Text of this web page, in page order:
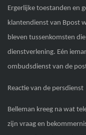
Ergerlijke toestanden en
klantendienst van Bpost
bleven tussenkomsten
dienstverlening. Eén
ombudsdienst van de
Reactie van de
Belleman kreeg na wat
zijn vraag en